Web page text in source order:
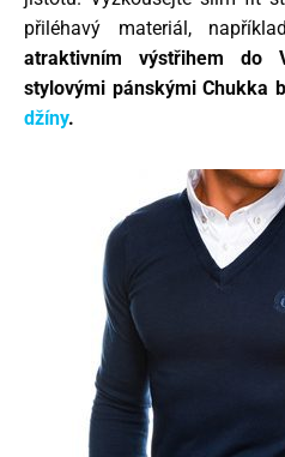
přiléhavý materiál,
atraktivním výstřihem
stylovými pánskými Chukka
džíny.